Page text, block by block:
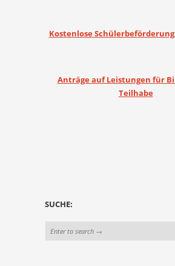
Kostenlose Schülerbeförderung
Anträge auf Leistungen für
Teilhabe
SUCHE: